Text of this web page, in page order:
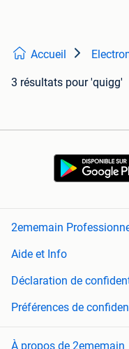
Accueil
3 résultats pour 'quigg'
2ememain
Aide et Info
Déclaration de
Préférences de
À propos de 2ememain